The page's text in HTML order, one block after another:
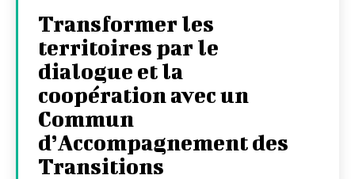
Transformer les
territoires par le
dialogue et la
coopération avec un
Commun
d’Accompagnement des
Transitions